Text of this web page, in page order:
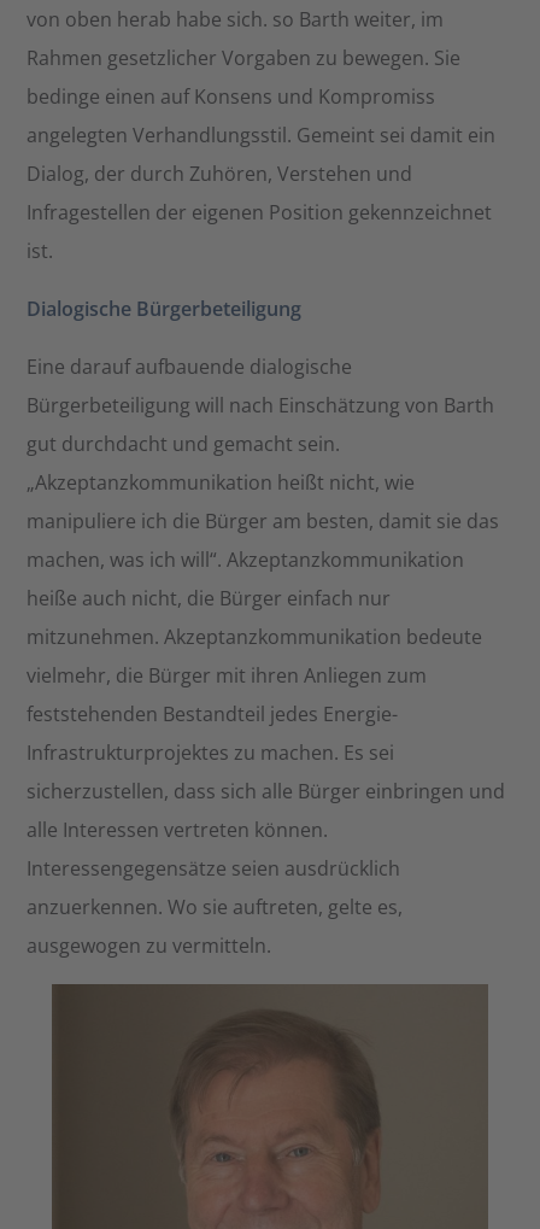
von oben herab habe sich. so Barth weiter, im
Rahmen gesetzlicher Vorgaben zu bewegen. Sie
bedinge einen auf Konsens und Kompromiss
angelegten Verhandlungsstil. Gemeint sei damit ein
Dialog, der durch Zuhören, Verstehen und
Infragestellen der eigenen Position gekennzeichnet
ist.
Dialogische Bürgerbeteiligung
Eine darauf aufbauende dialogische
Bürgerbeteiligung will nach Einschätzung von Barth
gut durchdacht und gemacht sein.
„Akzeptanzkommunikation heißt nicht, wie
manipuliere ich die Bürger am besten, damit sie das
machen, was ich will“. Akzeptanzkommunikation
heiße auch nicht, die Bürger einfach nur
mitzunehmen. Akzeptanzkommunikation bedeute
vielmehr, die Bürger mit ihren Anliegen zum
feststehenden Bestandteil jedes Energie-
Infrastrukturprojektes zu machen. Es sei
sicherzustellen, dass sich alle Bürger einbringen und
alle Interessen vertreten können.
Interessengegensätze seien ausdrücklich
anzuerkennen. Wo sie auftreten, gelte es,
ausgewogen zu vermitteln.